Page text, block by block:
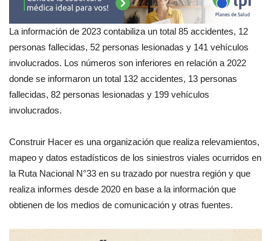
La información de 2023 contabiliza un total 85 accidentes, 12
personas fallecidas, 52 personas lesionadas y 141 vehículos
involucrados. Los números son inferiores en relación a 2022
donde se informaron un total 132 accidentes, 13 personas
fallecidas, 82 personas lesionadas y 199 vehículos
involucrados.
Construir Hacer es una organización que realiza relevamientos,
mapeo y datos estadísticos de los siniestros viales ocurridos en
la Ruta Nacional N°33 en su trazado por nuestra región y que
realiza informes desde 2020 en base a la información que
obtienen de los medios de comunicación y otras fuentes.